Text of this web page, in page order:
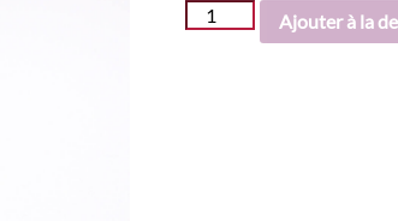
quantité
Ajouter à la